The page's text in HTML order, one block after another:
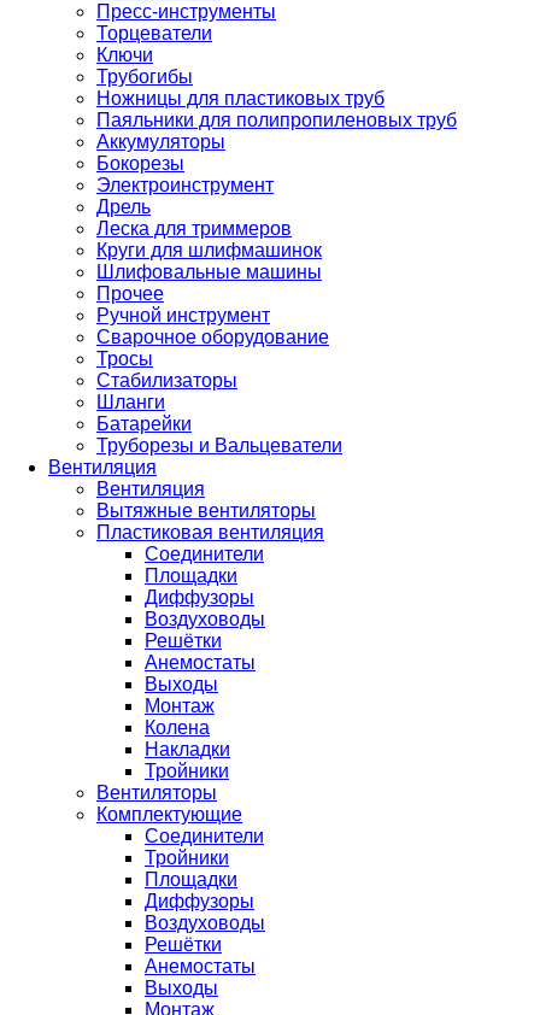
Пресс-инструменты
Торцеватели
Ключи
Трубогибы
Ножницы для пластиковых труб
Паяльники для полипропиленовых труб
Аккумуляторы
Бокорезы
Электроинструмент
Дрель
Леска для триммеров
Круги для шлифмашинок
Шлифовальные машины
Прочее
Ручной инструмент
Сварочное оборудование
Тросы
Стабилизаторы
Шланги
Батарейки
Труборезы и Вальцеватели
Вентиляция
Вентиляция
Вытяжные вентиляторы
Пластиковая вентиляция
Соединители
Площадки
Диффузоры
Воздуховоды
Решётки
Анемостаты
Выходы
Монтаж
Колена
Накладки
Тройники
Вентиляторы
Комплектующие
Соединители
Тройники
Площадки
Диффузоры
Воздуховоды
Решётки
Анемостаты
Выходы
Монтаж